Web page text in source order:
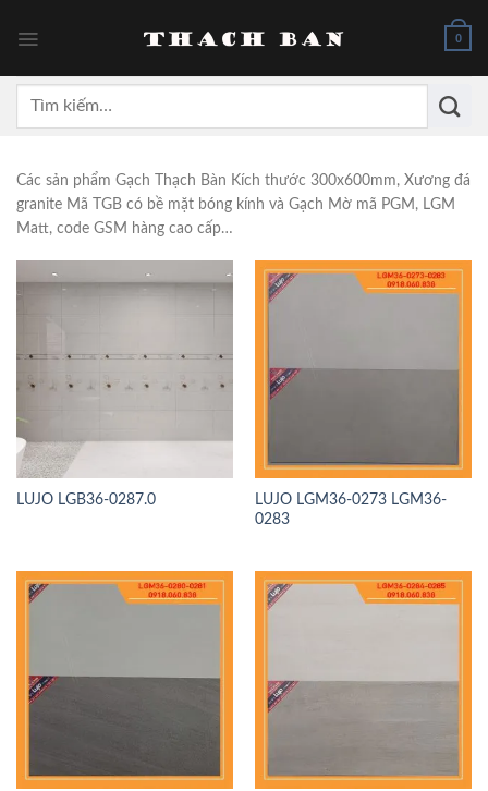
0
kiếm:
Các sản phẩm Gạch Thạch Bàn Kích thước 300x600mm, Xương đá
granite Mã TGB có bề mặt bóng kính và Gạch Mờ mã PGM, LGM
Matt, code GSM hàng cao cấp…
LUJO LGB36-0287.0
LUJO LGM36-0273 LGM36-
0283